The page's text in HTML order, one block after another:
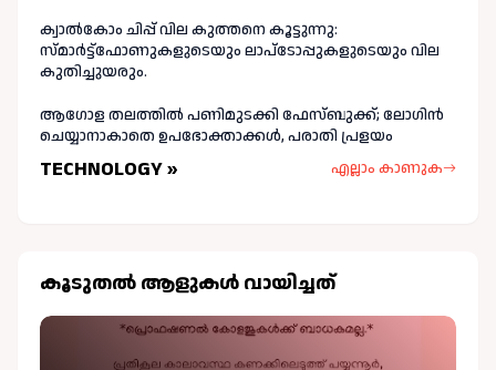
ക്വാൽകോം ചിപ്പ് വില കുത്തനെ കൂട്ടുന്നു:
സ്മാർട്ട്ഫോണുകളുടെയും ലാപ്ടോപ്പുകളുടെയും വില
കുതിച്ചുയരും.
ആഗോള തലത്തിൽ പണിമുടക്കി ഫേസ്ബുക്ക്; ലോഗിന്‍
ചെയ്യാനാകാതെ ഉപഭോക്താക്കള്‍, പരാതി പ്രളയം
TECHNOLOGY » എല്ലാം കാണുക
കൂടുതല്‍ ആളുകള്‍ വായിച്ചത്